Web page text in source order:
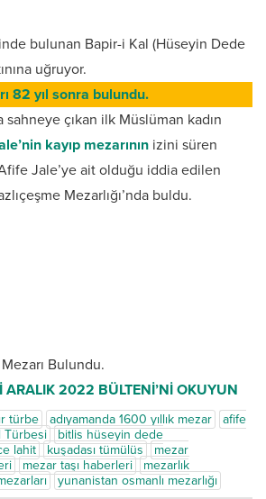
bulunan Bapir-i Kal (Hüseyin Dede
uğruyor.
82 yıl sonra bulundu.
çıkan ilk Müslüman kadın
kayıp mezarının izini süren
Jale’ye ait olduğu iddia edilen
Mezarlığı’nda buldu.
Bulundu.
ARALIK 2022 BÜLTENİ’Nİ OKUYUN
türbe adıyamanda 1600 yıllık mezar
afife
Türbesi
bitlis hüseyin dede
lahit kuşadası tümülüs
mezar
mezar taşı haberleri
mezarlık
yunanistan osmanlı mezarlığı